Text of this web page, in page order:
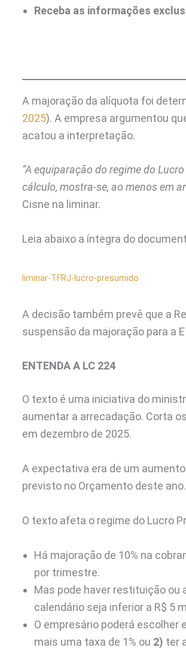
Receba as informações
A majoração da alíquota foi
2025). A empresa argumentou
acatou a interpretação.
“A equiparação do regime do
cálculo, mostra-se, ao menos em
Cisne na liminar.
Leia abaixo a íntegra do
liminar-TFRJ-lucro-presumido
A decisão também prevê que a
suspensão da majoração para a
ENTENDA A LC 224
O texto é uma iniciativa do
aumentar a arrecadação. Corta
em dezembro de 2025.
A expectativa era de um
previsto no Orçamento deste ano.
O texto afeta o regime do Lucro
Há majoração de 10% na
por trimestre.
Mas pode haver restituição ou
calendário seja inferior a R$ 5
O empresário poderá escolher
mais uma taxa de 1% ou 2) ter